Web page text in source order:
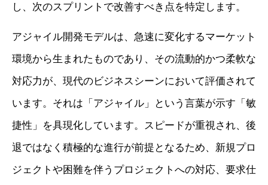
し、次のスプリントで改善すべき点を特定します。
アジャイル開発モデルは、急速に変化するマーケット
環境から生まれたものであり、その流動的かつ柔軟な
対応力が、現代のビジネスシーンにおいて評価されて
います。それは「アジャイル」という言葉が示す「敏
捷性」を具現化しています。スピードが重視され、後
退ではなく積極的な進行が前提となるため、新規プロ
ジェクトや困難を伴うプロジェクトへの対応、要求仕